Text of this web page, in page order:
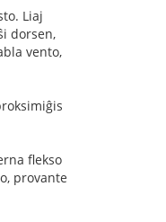
Liaj
dorsen,
vento,
flekso
provante